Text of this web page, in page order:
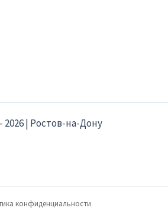
2026 | Ростов-на-Дону
конфиденциальности